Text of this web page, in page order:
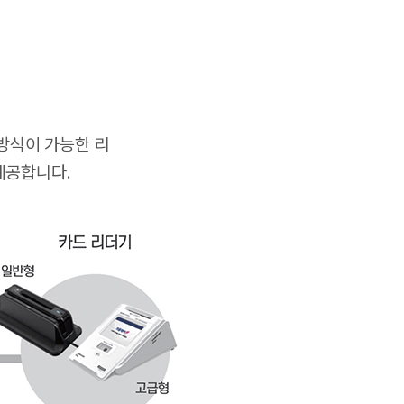
식이 가능한 리
합니다.